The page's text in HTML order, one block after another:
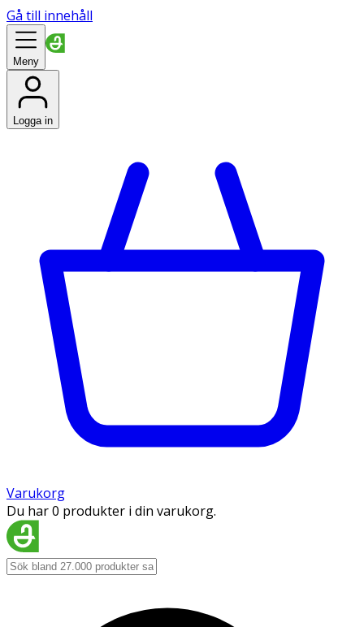
Gå till innehåll
Meny
Logga in
Varukorg
Du har 0 produkter i din varukorg.